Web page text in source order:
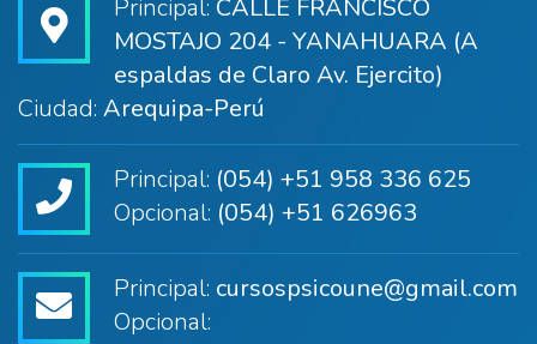
Principal: CALLE FRANCISCO
MOSTAJO 204 - YANAHUARA (A
espaldas de Claro Av. Ejercito)
Ciudad: Arequipa-Perú
Principal: (054) +51 958 336 625
Opcional: (054) +51 626963
Principal: cursospsicoune@gmail.com
Opcional: